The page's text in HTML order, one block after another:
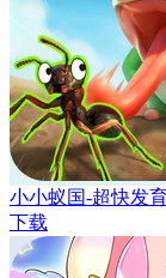
小小蚁国-超快发
下载